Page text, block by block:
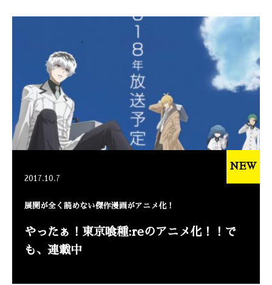
2017.10.7
展開が全く読めない傑作漫画がアニメ化！
やったぁ！東京喰種:reのアニメ化！！で
も、連載中
NEW